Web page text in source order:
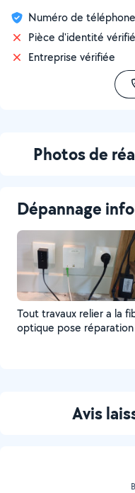
Numéro de
Pièce d'identité
Entreprise vérifiée
Photos de
Dépannage
Tout travaux relier a la
optique pose
Avis